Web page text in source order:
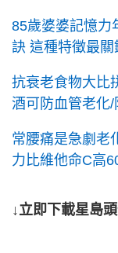
85歲婆婆記憶力
訣 這種特徵最關
抗衰老食物大比
酒可防血管老化/
常腰痛是急劇老
力比維他命C高
↓立即下載星島